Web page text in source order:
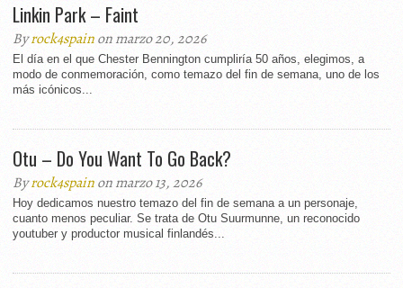
Linkin Park – Faint
Byrock4spainon marzo 20, 2026
El día en el que Chester Bennington cumpliría 50 años, elegimos, a
modo de conmemoración, como temazo del fin de semana, uno de los
más icónicos...
Otu – Do You Want To Go Back?
Byrock4spainon marzo 13, 2026
Hoy dedicamos nuestro temazo del fin de semana a un personaje,
cuanto menos peculiar. Se trata de Otu Suurmunne, un reconocido
youtuber y productor musical finlandés...